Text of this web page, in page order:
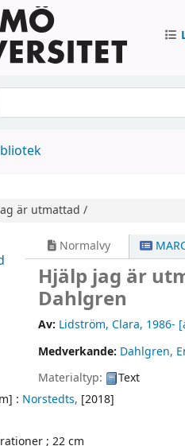
i katalogen
är utmattad /
Normalvy
Hjälp jag är
Dahlgren
Av: Lidström, Clara, 1986-
Medverkande: Dahlgren,
Materialtyp:
Text
: Norstedts, [2018]
; 22 cm